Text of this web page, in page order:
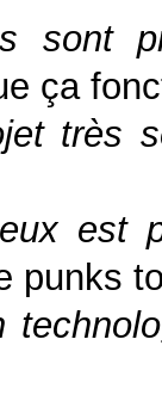
sont
ça
très
est
punks